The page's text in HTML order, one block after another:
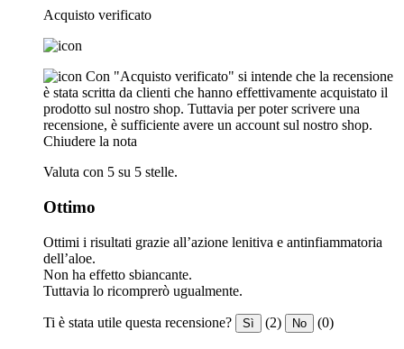
Acquisto verificato
Con "Acquisto verificato" si intende che la recensione
è stata scritta da clienti che hanno effettivamente acquistato il
prodotto sul nostro shop. Tuttavia per poter scrivere una
recensione, è sufficiente avere un account sul nostro shop.
Chiudere la nota
Valuta con 5 su 5 stelle.
Ottimo
Ottimi i risultati grazie all’azione lenitiva e antinfiammatoria
dell’aloe.
Non ha effetto sbiancante.
Tuttavia lo ricomprerò ugualmente.
Ti è stata utile questa recensione? Sì (2) No (0)